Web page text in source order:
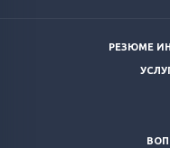
РЕЗЮМЕ